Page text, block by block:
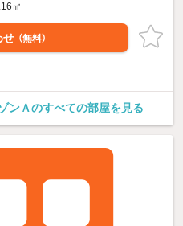
㎡
せ （無料）
ンＡのすべての部屋を見る